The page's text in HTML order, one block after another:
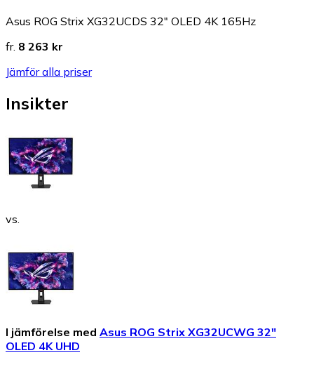
Asus ROG Strix XG32UCDS 32" OLED 4K 165Hz
fr. 8 263 kr
Jämför alla priser
Insikter
vs.
I jämförelse med Asus ROG Strix XG32UCWG 32"
OLED 4K UHD